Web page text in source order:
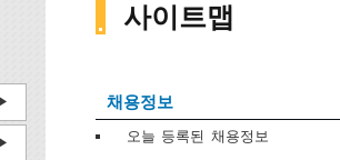
사이트맵
채용정보
오늘 등록된 채용정보